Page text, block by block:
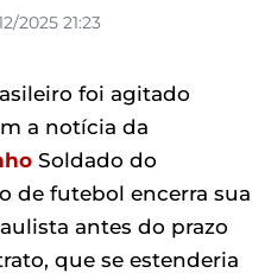
2025 21:23
foi agitado
a notícia da
Soldado do
de futebol encerra sua
antes do prazo
que se estenderia